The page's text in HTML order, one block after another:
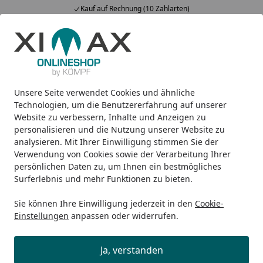
Unsere Seite verwendet Cookies und ähnliche
Technologien, um die Benutzererfahrung auf unserer
Website zu verbessern, Inhalte und Anzeigen zu
personalisieren und die Nutzung unserer Website zu
analysieren. Mit Ihrer Einwilligung stimmen Sie der
Verwendung von Cookies sowie der Verarbeitung Ihrer
persönlichen Daten zu, um Ihnen ein bestmögliches
Surferlebnis und mehr Funktionen zu bieten.
Sie können Ihre Einwilligung jederzeit in den Cookie-
Einstellungen anpassen oder widerrufen.
Ja, verstanden
Kauf auf Rechnung (10 Zahlarten)
Alle Produkte
Mein Konto
Suchen
Startseite
Elektro-Heizkörper Ximax Badheizkörper Elektrobetrieb
Ximax Badheizkörper
Elektrobetrieb Fortuna-Open
versch. Größen